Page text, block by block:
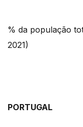
% da população
2021)
PORTUGAL